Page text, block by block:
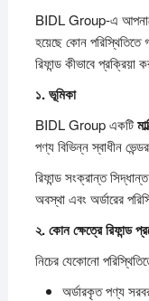
BIDL Group-এ আপনাকে
হয়েছে কোন পরিস্থিতিতে
রিফান্ড কীভাবে প্রক্রিয়া
১.ভূমিকা
BIDL Group একটি
পণ্য বিভিন্ন স্বাধীন
রিফান্ড সংক্রান্ত
অবস্থা এবং অর্ডারের
২.কোনক্ষেত্রেরিফান্ড
নিচের যেকোনো
অর্ডারকৃত পণ্য